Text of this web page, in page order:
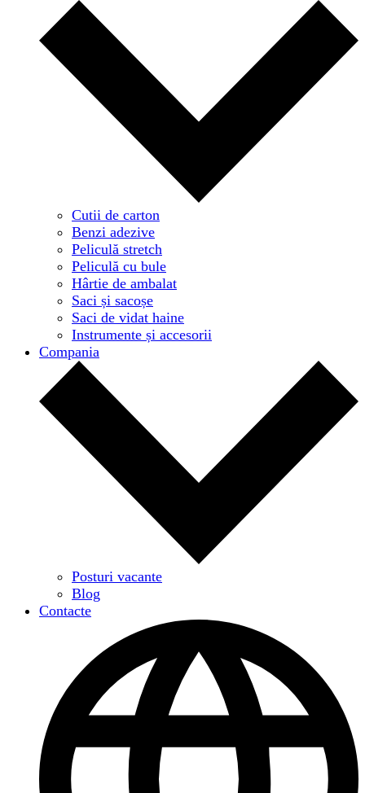
Cutii de carton
Benzi adezive
Peliculă stretch
Peliculă cu bule
Hârtie de ambalat
Saci și sacoșe
Saci de vidat haine
Instrumente și accesorii
Compania
Posturi vacante
Blog
Contacte